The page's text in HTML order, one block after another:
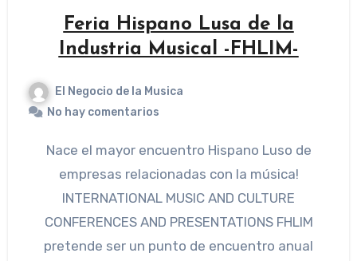
Feria Hispano Lusa de la
Industria Musical -FHLIM-
El Negocio de la Musica
No hay comentarios
Nace el mayor encuentro Hispano Luso de
empresas relacionadas con la música!
INTERNATIONAL MUSIC AND CULTURE
CONFERENCES AND PRESENTATIONS FHLIM
pretende ser un punto de encuentro anual